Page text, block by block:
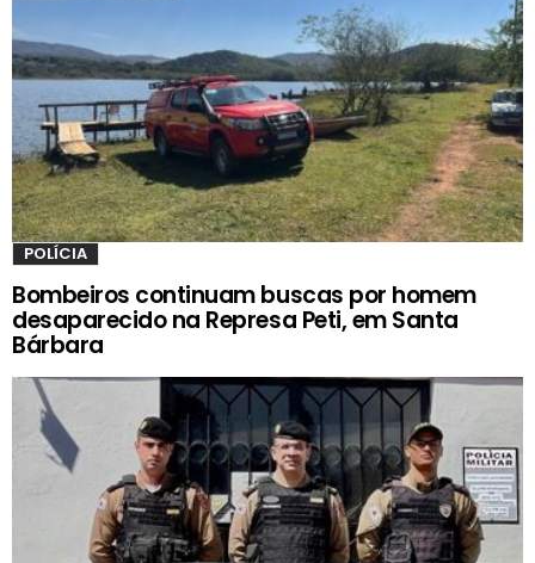
POLÍCIA
Bombeiros continuam buscas por homem
desaparecido na Represa Peti, em Santa
Bárbara